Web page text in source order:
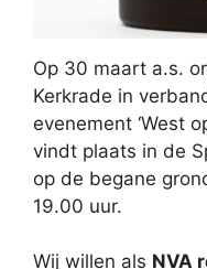
Op 30 maart a.s.
Kerkrade in
evenement ‘West
vindt plaats in de
op de begane
19.00 uur.
Wij willen als NVA